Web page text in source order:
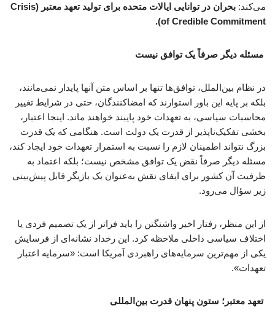
می‌کند:
بحران در توانایی ایالات متحده برای تولید تعهد معتبر (Crisis
of Credible Commitment).
مسئله دیگر صرفاً یک توافق نیست
در نظام بین‌الملل، توافق‌ها تنها بر اساس متن آنها پایدار نمی‌مانند،
بلکه بر پایه این باور استوارند که امضاکنندگان، حتی در شرایط تغییر
محاسبات سیاسی، به تعهدات خود پایبند خواهند ماند. اینجا اعتبار،
بخشی تفکیک‌ناپذیر از قدرت یک دولت است. هنگامی که یک قدرت
بزرگ نتواند اطمینان لازم را نسبت به استمرار تعهدات خود ایجاد کند،
مسئله دیگر صرفاً نقض یک توافق مشخص نیست؛ بلکه اعتماد به
ظرفیت آن کشور برای ایفای نقش به‌عنوان یک بازیگر قابل پیش‌بینی
زیر سؤال می‌رود.
از این منظر، رفتار اخیر واشنگتن را باید فراتر از یک تصمیم فردی یا
اختلاف سیاسی داخلی ملاحظه کرد. این رخداد نشانه‌ای از فرسایش
یکی از مهم‌ترین سرمایه‌های راهبردی آمریکا است: «سرمایه اعتبار
تعهدات».
تعهد معتبر؛ ستون پنهان قدرت بین‌المللی